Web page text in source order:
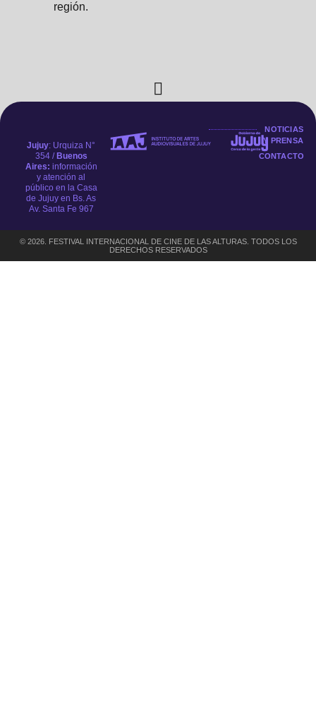
región.
Jujuy: Urquiza N°
354 / Buenos
Aires: información
y atención al
público en la Casa
de Jujuy en Bs. As
Av. Santa Fe 967
NOTICIAS
Y PRENSA
CONTACTO
© 2026. FESTIVAL INTERNACIONAL DE CINE DE LAS ALTURAS. TODOS LOS
DERECHOS RESERVADOS